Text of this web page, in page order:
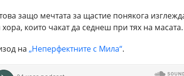
защо мечтата за щастие понякога
които чакат да седнеш при тях на масата.
на „Неперфектните с Мила“.